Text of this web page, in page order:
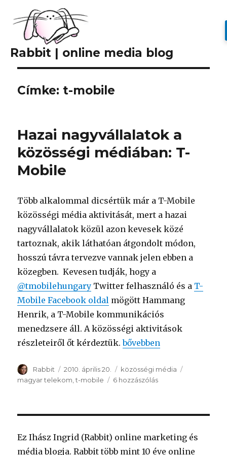
Rabbit | online media blog
Címke: t-mobile
Hazai nagyvállalatok a
közösségi médiában: T-
Mobile
Több alkalommal dicsértük már a T-Mobile
közösségi média aktivitását, mert a hazai
nagyvállalatok közül azon kevesek közé
tartoznak, akik láthatóan átgondolt módon,
hosszú távra tervezve vannak jelen ebben a
közegben. Kevesen tudják, hogy a
@tmobilehungary Twitter felhasználó és a T-
Mobile Facebook oldal mögött Hammang
Henrik, a T-Mobile kommunikációs
menedzsere áll. A közösségi aktivitások
részleteiről őt kérdeztük.“Hazai nagyvállalatok a
bővebben
Szerző
Rabbit Közzétéve
2010. április 20. Kategória
közösségi média
magyar telekom ,t-mobile 6 hozzászólás
T-
Ez Ihász Ingrid (Rabbit) online marketing és
média blogja. Rabbit több mint 10 éve online